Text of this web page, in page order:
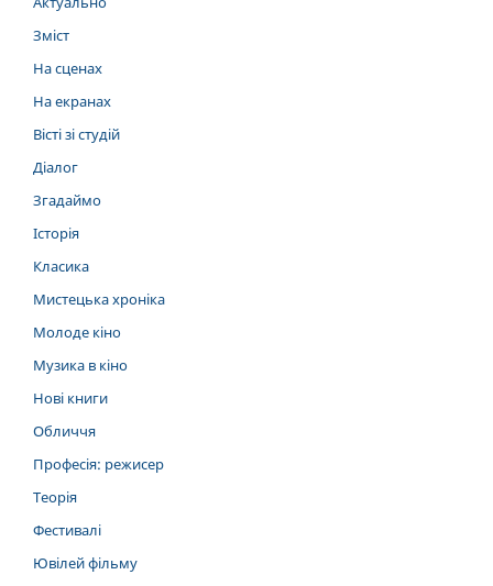
Зміст
На сценах
На екранах
Вісті зі студій
Діалог
Згадаймо
Історія
Класика
Мистецька хроніка
Молоде кіно
Музика в кіно
Нові книги
Обличчя
Професія: режисер
Теорія
Фестивалі
Ювілей фільму